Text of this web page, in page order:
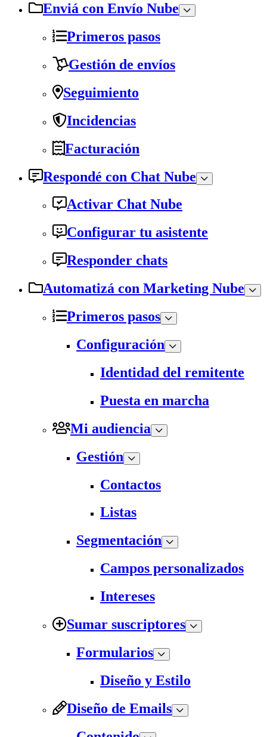
Enviá con Envío Nube
Primeros pasos
Gestión de envíos
Seguimiento
Incidencias
Facturación
Respondé con Chat Nube
Activar Chat Nube
Configurar tu asistente
Responder chats
Automatizá con Marketing Nube
Primeros pasos
Configuración
Identidad del remitente
Puesta en marcha
Mi audiencia
Gestión
Contactos
Listas
Segmentación
Campos personalizados
Intereses
Sumar suscriptores
Formularios
Diseño y Estilo
Diseño de Emails